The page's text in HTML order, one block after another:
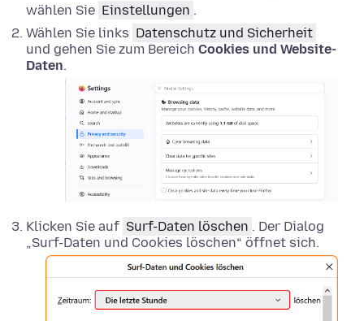
wählen Sie Einstellungen .
Wählen Sie links Datenschutz und Sicherheit
und gehen Sie zum Bereich Cookies und Website-
Daten.
Klicken Sie auf Surf-Daten löschen . Der Dialog
„Surf-Daten und Cookies löschen“ öffnet sich.